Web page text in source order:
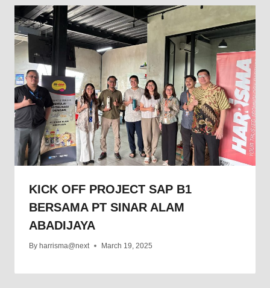
KICK OFF PROJECT SAP B1
BERSAMA PT SINAR ALAM
ABADIJAYA
By harrisma@next March 19, 2025